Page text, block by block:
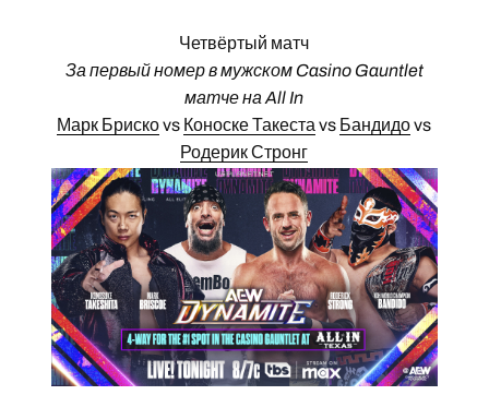
Четвёртый матч
За первый номер в мужском Casino Gauntlet
матче на All In
Марк Брискоvs Коноске Такеста vs Бандидоvs
Родерик Стронг